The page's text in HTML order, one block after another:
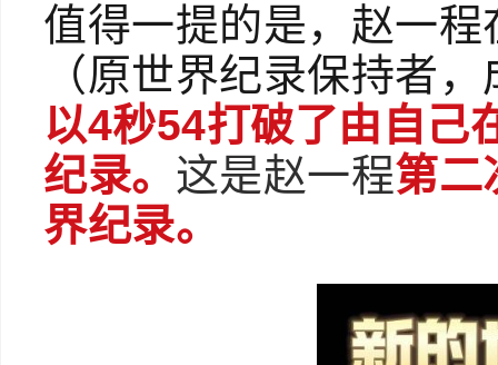
值得一提的是，赵一
（原世界纪录保持者
以4秒54打破了由自己
纪录。 这是赵一程第二
界纪录。